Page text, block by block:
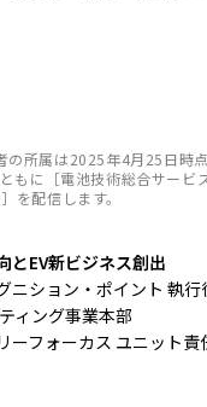
所属は2025年4月25日時点
もに［電池技術総合サービ
を配信します。
とEV新ビジネス創出
ニション・ポイント 執行
ィング事業本部
ーフォーカス ユニット責